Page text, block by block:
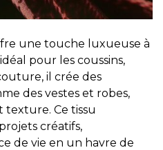
une touche luxueuse à
idéal pour les coussins,
il crée des
des vestes et robes,
texture. Ce tissu
créatifs,
de vie en un havre de